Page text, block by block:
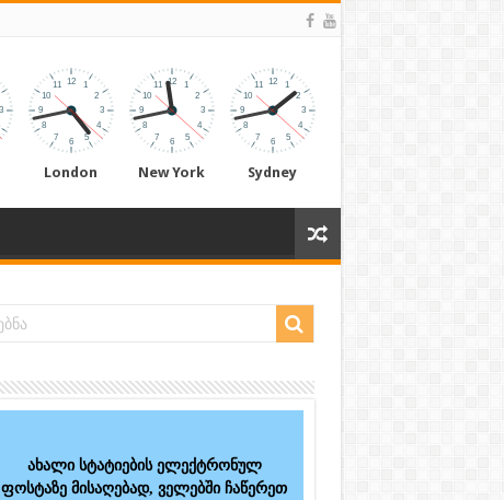
London New York Sydney
ახალი სტატიების ელექტრონულ
ფოსტაზე მისაღებად, ველებში ჩაწერეთ